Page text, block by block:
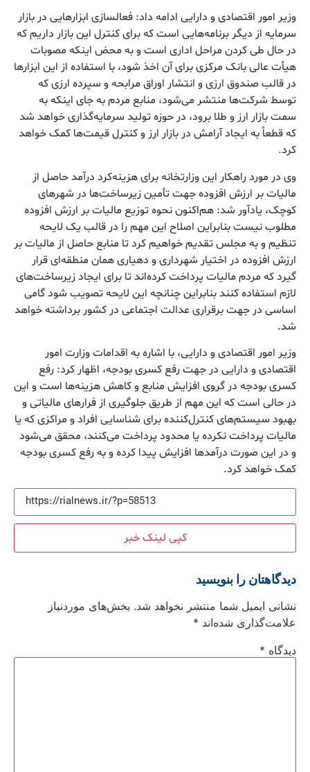
وزیر امور اقتصادی و دارایی ادامه داد: فعالسازی ابزارهایی در بازار
سرمایه از دیگر برنامه‌هایی است که برای کنترل این بازار داریم که
در حال طی کردن مراحل اداری است و به محض اینکه مصوبات
هیأت عالی بانک مرکزی برای آن اخذ شود، با استفاده از این ابزارها
در قالب صندوق ارزی و انتشار اوراق مرابحه و سپرده ارزی که
توسط شرکت‌ها منتشر می‌شود، منابع مردم به جای اینکه به
سمت بازار ارز و طلا برود، در حوزه تولید سرمایه‌گذاری خواهد شد
که قطعاً به ایجاد آرامش در بازار ارز و کنترل قیمت‌ها کمک خواهد
کرد.
وی در مورد راهکار این وزارتخانه برای هزینه‌کرد درآمد حاصل از
مالیات بر ارزش افزوده جهت تأمین زیرساخت‌ها در شهرهای
کوچک، یادآور شد: هم‌اکنون نحوه توزیع مالیات بر ارزش افزوده
مطلوب نیست بنابراین اصلاح این مهم را در قالب یک لایحه
تنظیم و به مجلس تقدیم خواهیم کرد تا منابع حاصل از مالیات بر
ارزش افزوده در اختیار شهرداری و دهیاری همان منطقه‌ای قرار
گیرد که مردم مالیات پرداخت کرده‌اند تا برای ایجاد زیرساخت‌های
لازم استفاده کنند بنابراین چنانچه این لایحه تصویب شود گامی
اساسی در جهت برقراری عدالت اجتماعی در کشور برداشته خواهد
شد.
وزیر امور اقتصادی و دارایی، با اشاره به اقدامات وزارت امور
اقتصادی و دارایی در جهت رفع کسری بودجه، اظهار کرد: رفع
کسری بودجه در گروی افزایش منابع و کاهش هزینه‌ها است و این
در حالی است که این مهم از طریق جلوگیری از فرارهای مالیاتی و
بهبود سیستم‌های کنترل‌کننده برای شناسایی افراد و مراکزی که یا
مالیات پرداخت نکرده یا محدود پرداخت می‌کنند، محقق می‌شود
و در این صورت درآمدها افزایش پیدا کرده و به رفع کسری بودجه
کمک خواهد کرد.
کپی لینک خبر
دیدگاهتان را بنویسید
نشانی ایمیل شما منتشر نخواهد شد. بخش‌های موردنیاز
علامت‌گذاری شده‌اند *
دیدگاه *